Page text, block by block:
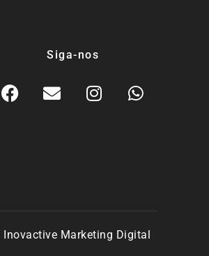
Siga-nos
Inovactive Marketing Digital